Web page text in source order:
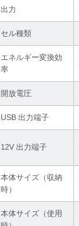
出力
セル種類
エネルギー変換効
率
開放電圧
USB 出力端子
12V 出力端子
本体サイズ（収納
時）
本体サイズ（使用